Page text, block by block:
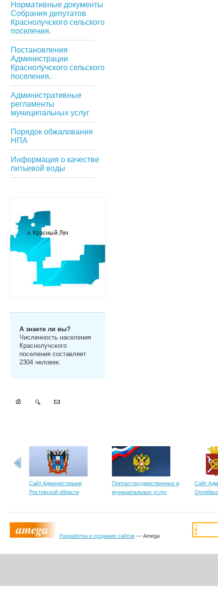
Нормативные документы
Собрания депутатов
Краснолучского сельского
поселения.
Постановления
Администрации
Краснолучского сельского
поселения.
Административные
регламенты
муниципальных услуг
Порядок обжалования
НПА
Информация о качестве
питьевой воды
А знаете ли вы?
Численность населения
Краснолучского
поселения составляет
2304 человек.
Сайт Администрации
Ростовской области
Портал государственных и
муниципальных услуг
Сайт
Разработка и создание сайтов— Amega